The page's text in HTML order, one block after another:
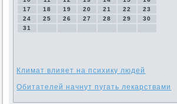
17
18 19 20 21 22
23
24
25 26 27 28 29
30
31
Климат влияет на психику людей
Обитателей начнут пугать лекарствами